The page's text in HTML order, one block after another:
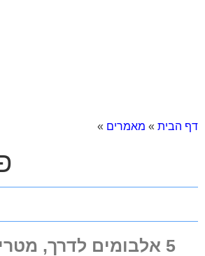
דף הבית » מאמרים »
5 אלבומים לדרך,